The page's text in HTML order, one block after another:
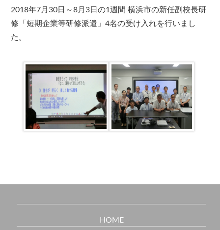
2018年7月30日～8月3日の1週間 横浜市の新任副校長研
修「短期企業等研修派遣」4名の受け入れを行いまし
た。
HOME